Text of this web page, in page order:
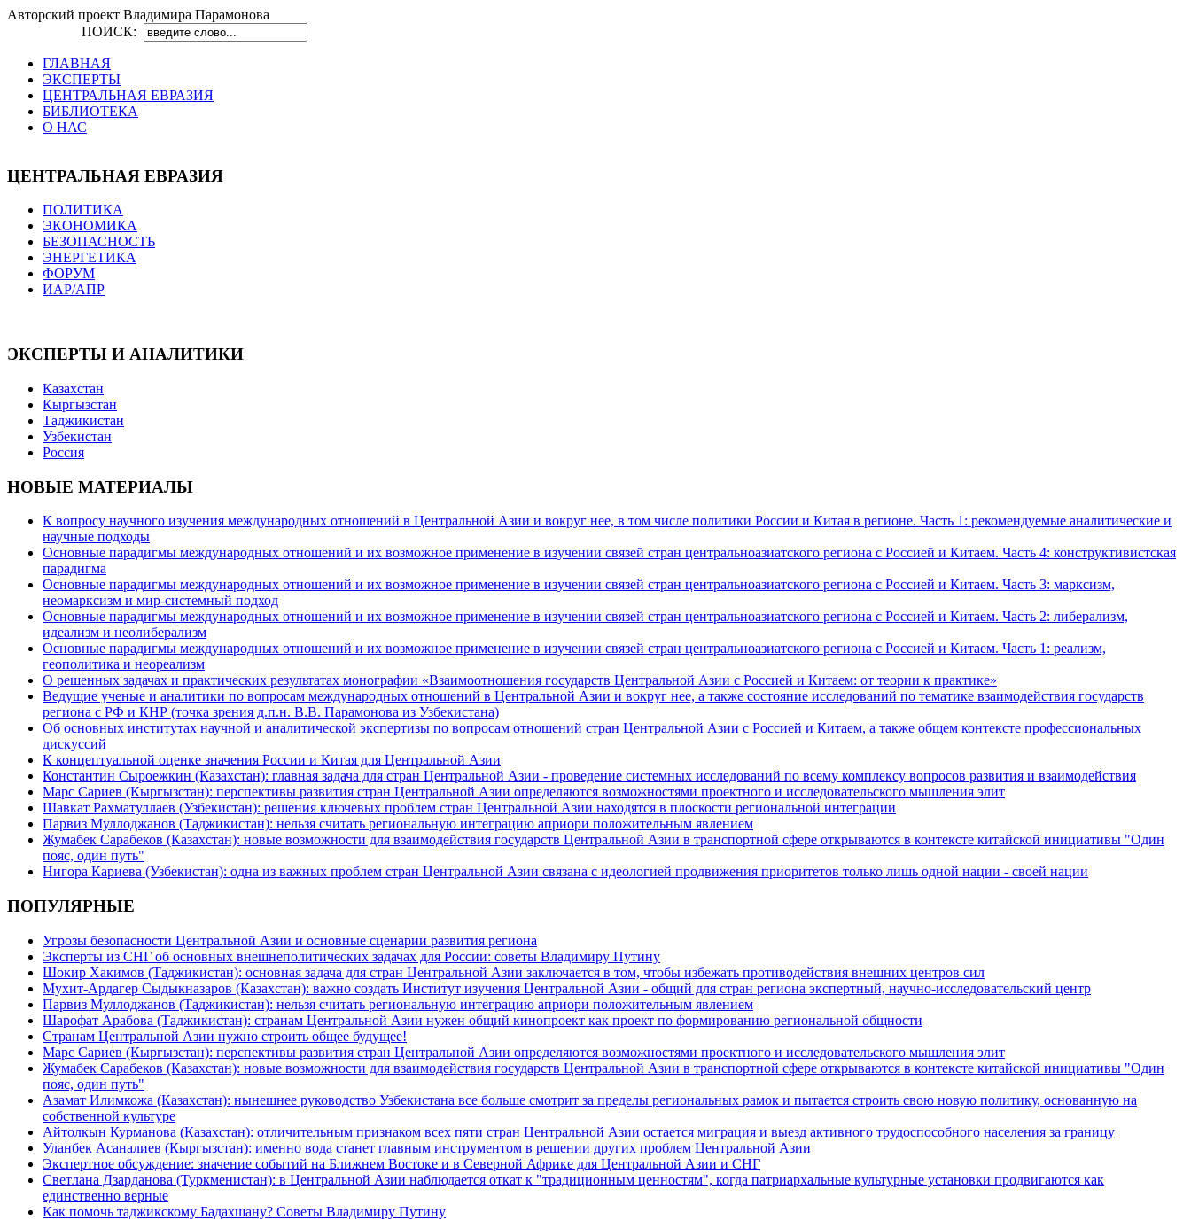
Авторский проект Владимира Парамонова
ПОИСК:
ГЛАВНАЯ
ЭКСПЕРТЫ
ЦЕНТРАЛЬНАЯ ЕВРАЗИЯ
БИБЛИОТЕКА
О НАС
ЦЕНТРАЛЬНАЯ ЕВРАЗИЯ
ПОЛИТИКА
ЭКОНОМИКА
БЕЗОПАСНОСТЬ
ЭНЕРГЕТИКА
ФОРУМ
ИАР/АПР
ЭКСПЕРТЫ И АНАЛИТИКИ
Казахстан
Кыргызстан
Таджикистан
Узбекистан
Россия
НОВЫЕ МАТЕРИАЛЫ
К вопросу научного изучения международных отношений в Центральной Азии и вокруг нее, в том числе политики России и Китая в регионе. Часть 1: рекомендуемые аналитические и
научные подходы
Основные парадигмы международных отношений и их возможное применение в изучении связей стран центральноазиатского региона с Россией и Китаем. Часть 4: конструктивистская
парадигма
Основные парадигмы международных отношений и их возможное применение в изучении связей стран центральноазиатского региона с Россией и Китаем. Часть 3: марксизм,
неомарксизм и мир-системный подход
Основные парадигмы международных отношений и их возможное применение в изучении связей стран центральноазиатского региона с Россией и Китаем. Часть 2: либерализм,
идеализм и неолиберализм
Основные парадигмы международных отношений и их возможное применение в изучении связей стран центральноазиатского региона с Россией и Китаем. Часть 1: реализм,
геополитика и неореализм
О решенных задачах и практических результатах монографии «Взаимоотношения государств Центральной Азии с Россией и Китаем: от теории к практике»
Ведущие ученые и аналитики по вопросам международных отношений в Центральной Азии и вокруг нее, а также состояние исследований по тематике взаимодействия государств
региона с РФ и КНР (точка зрения д.п.н. В.В. Парамонова из Узбекистана)
Об основных институтах научной и аналитической экспертизы по вопросам отношений стран Центральной Азии с Россией и Китаем, а также общем контексте профессиональных
дискуссий
К концептуальной оценке значения России и Китая для Центральной Азии
Константин Сыроежкин (Казахстан): главная задача для стран Центральной Азии - проведение системных исследований по всему комплексу вопросов развития и взаимодействия
Марс Сариев (Кыргызстан): перспективы развития стран Центральной Азии определяются возможностями проектного и исследовательского мышления элит
Шавкат Рахматуллаев (Узбекистан): решения ключевых проблем стран Центральной Азии находятся в плоскости региональной интеграции
Парвиз Муллоджанов (Таджикистан): нельзя считать региональную интеграцию априори положительным явлением
Жумабек Сарабеков (Казахстан): новые возможности для взаимодействия государств Центральной Азии в транспортной сфере открываются в контексте китайской инициативы "Один
пояс, один путь"
Нигора Кариева (Узбекистан): одна из важных проблем стран Центральной Азии связана с идеологией продвижения приоритетов только лишь одной нации - своей нации
ПОПУЛЯРНЫЕ
Угрозы безопасности Центральной Азии и основные сценарии развития региона
Эксперты из СНГ об основных внешнеполитических задачах для России: советы Владимиру Путину
Шокир Хакимов (Таджикистан): основная задача для стран Центральной Азии заключается в том, чтобы избежать противодействия внешних центров сил
Мухит-Ардагер Сыдыкназаров (Казахстан): важно создать Институт изучения Центральной Азии - общий для стран региона экспертный, научно-исследовательский центр
Парвиз Муллоджанов (Таджикистан): нельзя считать региональную интеграцию априори положительным явлением
Шарофат Арабова (Таджикистан): странам Центральной Азии нужен общий кинопроект как проект по формированию региональной общности
Странам Центральной Азии нужно строить общее будущее!
Марс Сариев (Кыргызстан): перспективы развития стран Центральной Азии определяются возможностями проектного и исследовательского мышления элит
Жумабек Сарабеков (Казахстан): новые возможности для взаимодействия государств Центральной Азии в транспортной сфере открываются в контексте китайской инициативы "Один
пояс, один путь"
Азамат Илимкожа (Казахстан): нынешнее руководство Узбекистана все больше смотрит за пределы региональных рамок и пытается строить свою новую политику, основанную на
собственной культуре
Айтолкын Курманова (Казахстан): отличительным признаком всех пяти стран Центральной Азии остается миграция и выезд активного трудоспособного населения за границу
Уланбек Асаналиев (Кыргызстан): именно вода станет главным инструментом в решении других проблем Центральной Азии
Экспертное обсуждение: значение событий на Ближнем Востоке и в Северной Африке для Центральной Азии и СНГ
Светлана Дзарданова (Туркменистан): в Центральной Азии наблюдается откат к "традиционным ценностям", когда патриархальные культурные установки продвигаются как
единственно верные
Как помочь таджикскому Бадахшану? Советы Владимиру Путину